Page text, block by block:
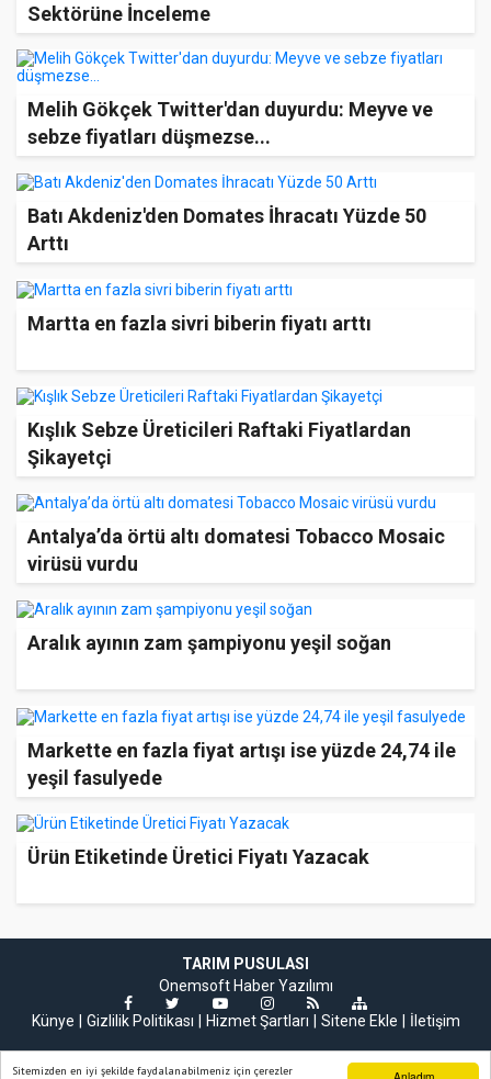
Sitemizden en iyi şekilde faydalanabilmeniz için çerezler
Sektörüne İnceleme
Melih Gökçek Twitter'dan duyurdu: Meyve ve
sebze fiyatları düşmezse...
Batı Akdeniz'den Domates İhracatı Yüzde 50
Arttı
Martta en fazla sivri biberin fiyatı arttı
Kışlık Sebze Üreticileri Raftaki Fiyatlardan
Şikayetçi
Antalya’da örtü altı domatesi Tobacco Mosaic
virüsü vurdu
Aralık ayının zam şampiyonu yeşil soğan
Markette en fazla fiyat artışı ise yüzde 24,74 ile
yeşil fasulyede
Ürün Etiketinde Üretici Fiyatı Yazacak
TARIM PUSULASI
Onemsoft Haber Yazılımı
Künye
Gizlilik Politikası Hizmet Şartları Sitene Ekle İletişim